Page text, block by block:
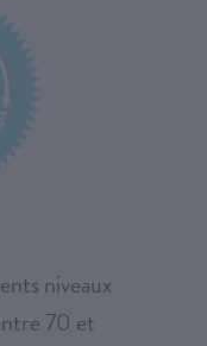
niveaux
70 et